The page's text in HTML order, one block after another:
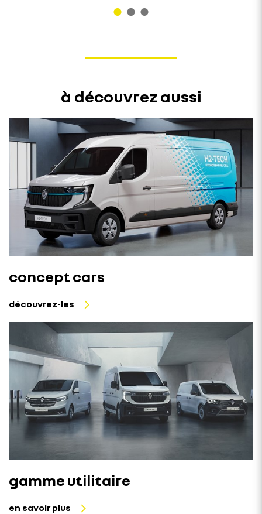
à découvrez aussi
concept cars
découvrez-les
gamme utilitaire
en savoir plus